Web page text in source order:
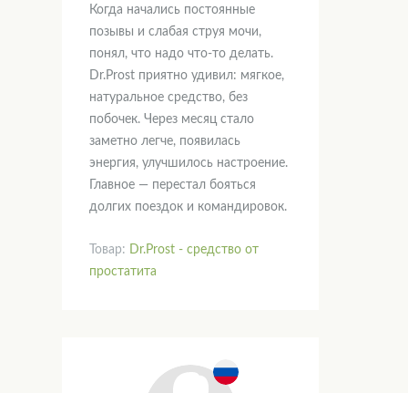
Когда начались постоянные
позывы и слабая струя мочи,
понял, что надо что-то делать.
Dr.Prost приятно удивил: мягкое,
натуральное средство, без
побочек. Через месяц стало
заметно легче, появилась
энергия, улучшилось настроение.
Главное — перестал бояться
долгих поездок и командировок.
Товар:
Dr.Prost - средство от
простатита